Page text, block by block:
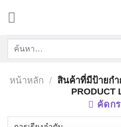
content
ค้นหา:
หน้าหลัก / สินค้าที่มีป้ายกำ
PRODUCT
คัดก